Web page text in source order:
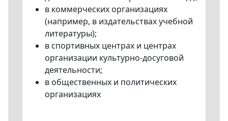
в коммерческих организациях
(например, в издательствах учебной
литературы);
в спортивных центрах и центрах
организации культурно-досуговой
деятельности;
в общественных и политических
организациях